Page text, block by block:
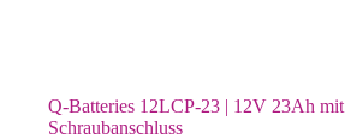
Q-Batteries 12LCP-23 | 12V 23Ah mit
Schraubanschluss